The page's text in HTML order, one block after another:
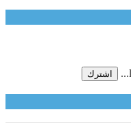
اشترك